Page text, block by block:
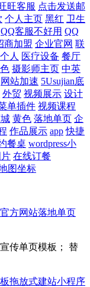
旺客服 点击发送邮
个人主页 黑红 卫生
QQ客服不好用 QQ
商加盟 企业官网 联
个人 医疗设备 餐厅
摄影师主页 中英
网站加速 5Usujian底
外贸 视频展示 设计
单插件 视频课程
黄色 落地单页 企
作品展示 app 快捷
餐桌 wordpress小
片 在线订餐
图坐标
方网站落地单页
传单页模板； 替
拖放式建站小程序